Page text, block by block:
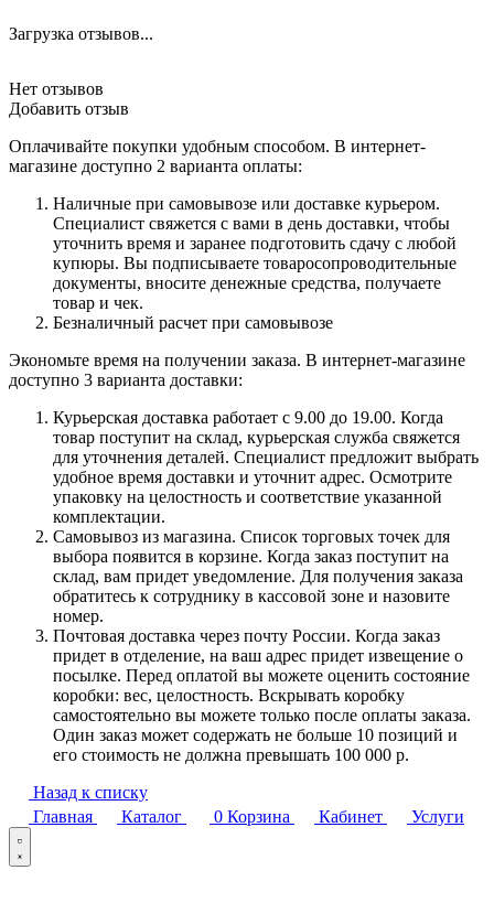
Загрузка отзывов...
Нет отзывов
Добавить отзыв
Оплачивайте покупки удобным способом. В интернет-
магазине доступно 2 варианта оплаты:
Наличные при самовывозе или доставке курьером.
Специалист свяжется с вами в день доставки, чтобы
уточнить время и заранее подготовить сдачу с любой
купюры. Вы подписываете товаросопроводительные
документы, вносите денежные средства, получаете
товар и чек.
Безналичный расчет при самовывозе
Экономьте время на получении заказа. В интернет-магазине
доступно 3 варианта доставки:
Курьерская доставка работает с 9.00 до 19.00. Когда
товар поступит на склад, курьерская служба свяжется
для уточнения деталей. Специалист предложит выбрать
удобное время доставки и уточнит адрес. Осмотрите
упаковку на целостность и соответствие указанной
комплектации.
Самовывоз из магазина. Список торговых точек для
выбора появится в корзине. Когда заказ поступит на
склад, вам придет уведомление. Для получения заказа
обратитесь к сотруднику в кассовой зоне и назовите
номер.
Почтовая доставка через почту России. Когда заказ
придет в отделение, на ваш адрес придет извещение о
посылке. Перед оплатой вы можете оценить состояние
коробки: вес, целостность. Вскрывать коробку
самостоятельно вы можете только после оплаты заказа.
Один заказ может содержать не больше 10 позиций и
его стоимость не должна превышать 100 000 р.
Назад к списку
Главная
Каталог 0 Корзина Кабинет Услуги